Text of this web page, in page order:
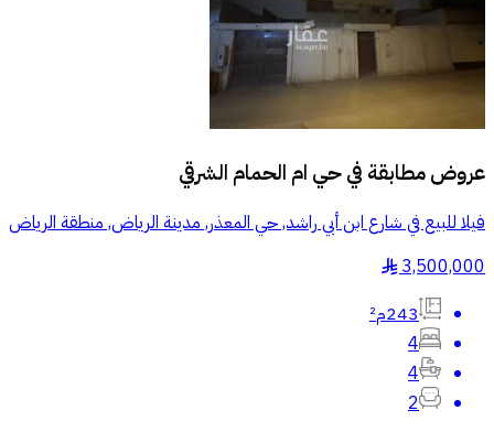
عروض مطابقة فيحي ام الحمام الشرقي
فيلا للبيع في شارع ابن أبي راشد, حي المعذر, مدينة الرياض, منطقة الرياض
3,500,000
§
243م²
4
4
2